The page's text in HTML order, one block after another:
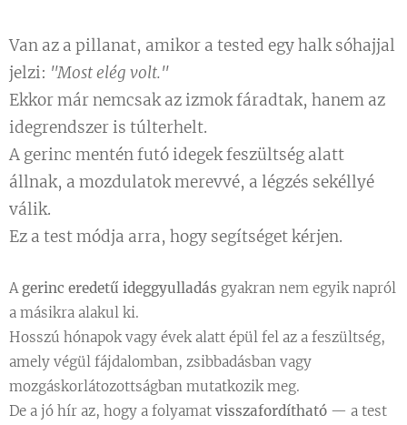
Van az a pillanat, amikor a tested egy halk sóhajjal
jelzi: "Most elég volt."
Ekkor már nemcsak az izmok fáradtak, hanem az
idegrendszer is túlterhelt.
A gerinc mentén futó idegek feszültség alatt
állnak, a mozdulatok merevvé, a légzés sekéllyé
válik.
Ez a test módja arra, hogy segítséget kérjen.
A gerinc eredetű ideggyulladás gyakran nem egyik napról
a másikra alakul ki.
Hosszú hónapok vagy évek alatt épül fel az a feszültség,
amely végül fájdalomban, zsibbadásban vagy
mozgáskorlátozottságban mutatkozik meg.
De a jó hír az, hogy a folyamat visszafordítható — a test